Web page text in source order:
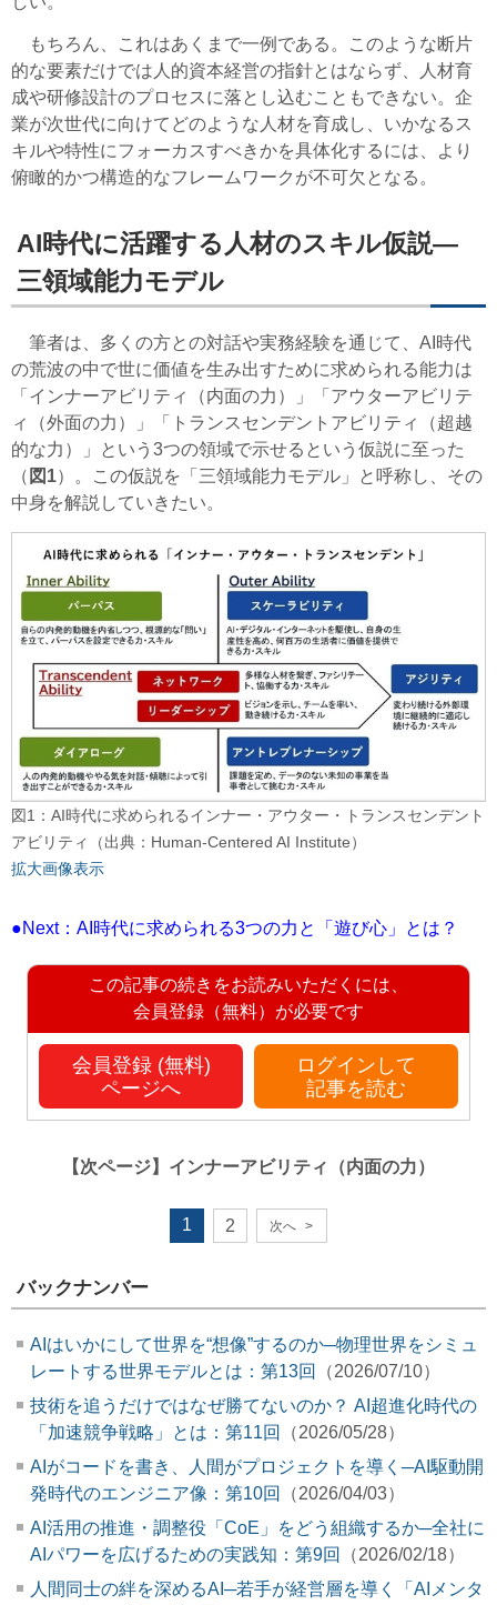
もちろん、これはあくまで一例である。このような断片
的な要素だけでは人的資本経営の指針とはならず、人材育
成や研修設計のプロセスに落とし込むこともできない。企
業が次世代に向けてどのような人材を育成し、いかなるス
キルや特性にフォーカスすべきかを具体化するには、より
俯瞰的かつ構造的なフレームワークが不可欠となる。
AI時代に活躍する人材のスキル仮説―
三領域能力モデル
筆者は、多くの方との対話や実務経験を通じて、AI時代
の荒波の中で世に価値を生み出すために求められる能力は
「インナーアビリティ（内面の力）」「アウターアビリテ
ィ（外面の力）」「トランスセンデントアビリティ（超越
的な力）」という3つの領域で示せるという仮説に至った
（ 図1）。この仮説を「三領域能力モデル」と呼称し、その
中身を解説していきたい。
図1：AI時代に求められるインナー・アウター・トランスセンデント
アビリティ（出典：Human-Centered AI Institute）
拡大画像表示
●Next：AI時代に求められる3つの力と「遊び心」とは？
この記事の続きをお読みいただくには、
会員登録（無料）が必要です
会員登録 (無料)
ページへ
ログインして
記事を読む
【次ページ】 インナーアビリティ（内面の力）
1 2 次へ >
バックナンバー
AIはいかにして世界を“想像”するのか─物理世界をシミュ
レートする世界モデルとは：第13回
（2026/07/10）
技術を追うだけではなぜ勝てないのか？ AI超進化時代の
「加速競争戦略」とは：第11回
（2026/05/28）
AIがコードを書き、人間がプロジェクトを導く─AI駆動開
発時代のエンジニア像：第10回
（2026/04/03）
AI活用の推進・調整役「CoE」をどう組織するか─全社に
AIパワーを広げるための実践知：第9回
（2026/02/18）
人間同士の絆を深めるAI─若手が経営層を導く「AIメンタ